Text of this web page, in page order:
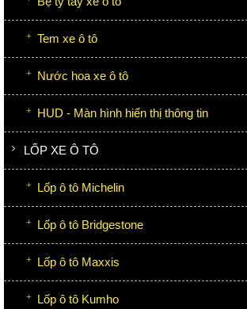
Tem xe ô tô
Nước hoa xe ô tô
HUD - Màn hình hiển thị thông tin
LỐP XE Ô TÔ
Lốp ô tô Michelin
Lốp ô tô Bridgestone
Lốp ô tô Maxxis
Lốp ô tô Kumho